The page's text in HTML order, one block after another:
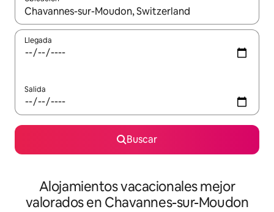
Cuando los resultados estén disponibles, navega con las
Llegada
Salida
Buscar
Alojamientos vacacionales mejor
valorados en Chavannes-sur-Moudon